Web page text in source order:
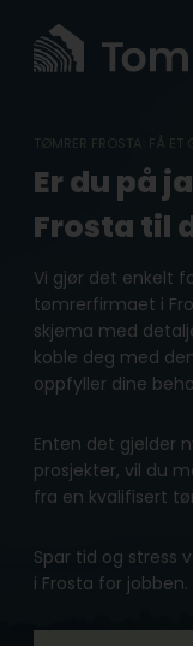
content
TØMRER FROSTA: FÅ ET
Er du på
Frosta til
Vi gjør det enkelt
tømrerfirmaet i
skjema med
koble deg med
oppfyller dine
Enten det gjelder
prosjekter, vil du
fra en kvalifisert
Spar tid og stress
i Frosta for jobben.